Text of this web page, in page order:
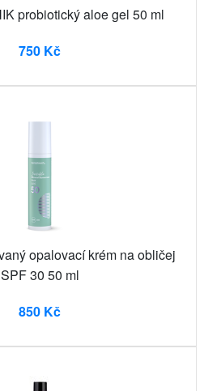
probiotický aloe gel 50 ml
750 Kč
opalovací krém na obličej
SPF 30 50 ml
850 Kč